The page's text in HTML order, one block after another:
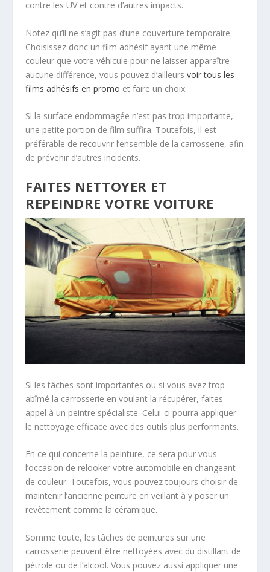
contre les UV et contre d’autres impacts.
Notez qu’il ne s’agit pas d’une couverture temporaire.
Choisissez donc un film adhésif ayant une même
couleur que votre véhicule pour ne laisser apparaître
aucune différence, vous pouvez d’ailleursvoir tous les
films adhésifs en promo et faire un choix.
Si la surface endommagée n’est pas trop importante,
une petite portion de film suffira. Toutefois, il est
préférable de recouvrir l’ensemble de la carrosserie, afin
de prévenir d’autres incidents.
FAITES NETTOYER ET
REPEINDRE VOTRE VOITURE
Si les tâches sont importantes ou si vous avez trop
abîmé la carrosserie en voulant la récupérer, faites
appel à un peintre spécialiste. Celui-ci pourra appliquer
le nettoyage efficace avec des outils plus performants.
En ce qui concerne la peinture, ce sera pour vous
l’occasion de relooker votre automobile en changeant
de couleur. Toutefois, vous pouvez toujours choisir de
maintenir l’ancienne peinture en veillant à y poser un
revêtement comme la céramique.
Somme toute, les tâches de peintures sur une
carrosserie peuvent être nettoyées avec du distillant de
pétrole ou de l’alcool. Vous pouvez aussi appliquer une